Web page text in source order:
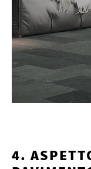
4.